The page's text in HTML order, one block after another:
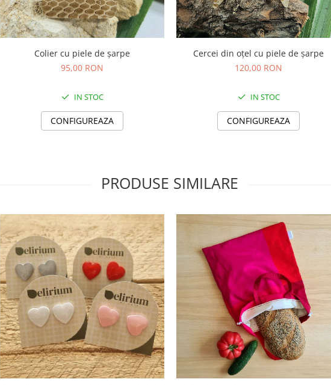
Colier cu piele de șarpe
95,00 RON
IN STOC
CONFIGUREAZA
Cercei din oțel cu piele de șarpe
120,00 RON
IN STOC
CONFIGUREAZA
PRODUSE SIMILARE